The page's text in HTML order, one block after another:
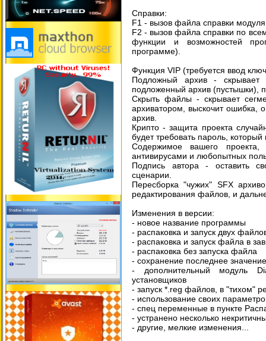
Справки:
F1 - вызов файла справки
F2 - вызов файла справки по
функции и возможностей
программе).
Функция VIP (требуется ввод
Подложный архив - скрывает
подложенный архив (пустышки),
Скрыть файлы - скрывает
архиватором, выскочит ошибка,
архив.
Крипто - защита проекта
будет требовать пароль, который
Содержимое вашего
антивирусами и любопытных
Подпись автора - оставить
сценарии.
Пересборка "чужих" SFX
редактирования файлов, и
Изменения в версии:
- новое название программы
- распаковка и запуск двух
- распаковка и запуск файла в
- распаковка без запуска файла
- сохранение последнее
- дополнительный модуль
установщиков
- запуск *.reg файлов, в "тихом"
- использование своих
- спец переменные в пункте
- устранено несколько
- другие, мелкие изменения...